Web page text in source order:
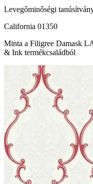
Levegőminőségi
California 01350
Minta a Filigree Damask
& Ink termékcsaládból